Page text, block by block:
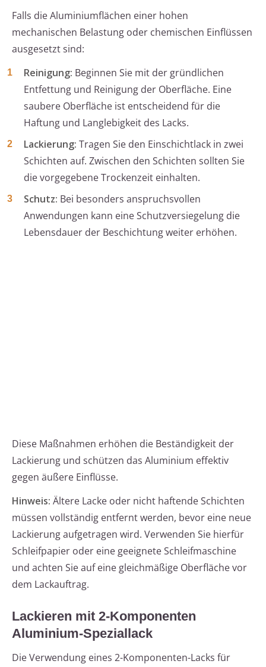
Falls die Aluminiumflächen einer hohen
mechanischen Belastung oder chemischen Einflüssen
ausgesetzt sind:
Reinigung: Beginnen Sie mit der gründlichen
Entfettung und Reinigung der Oberfläche. Eine
saubere Oberfläche ist entscheidend für die
Haftung und Langlebigkeit des Lacks.
Lackierung: Tragen Sie den Einschichtlack in zwei
Schichten auf. Zwischen den Schichten sollten Sie
die vorgegebene Trockenzeit einhalten.
Schutz: Bei besonders anspruchsvollen
Anwendungen kann eine Schutzversiegelung die
Lebensdauer der Beschichtung weiter erhöhen.
Diese Maßnahmen erhöhen die Beständigkeit der
Lackierung und schützen das Aluminium effektiv
gegen äußere Einflüsse.
Hinweis: Ältere Lacke oder nicht haftende Schichten
müssen vollständig entfernt werden, bevor eine neue
Lackierung aufgetragen wird. Verwenden Sie hierfür
Schleifpapier oder eine geeignete Schleifmaschine
und achten Sie auf eine gleichmäßige Oberfläche vor
dem Lackauftrag.
Lackieren mit 2-Komponenten
Aluminium-Speziallack
Die Verwendung eines 2-Komponenten-Lacks für